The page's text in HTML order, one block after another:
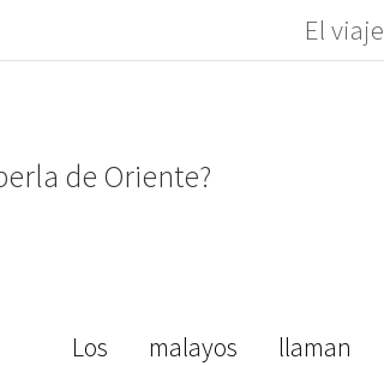
El viaje
de Oriente?
Los malayos llaman